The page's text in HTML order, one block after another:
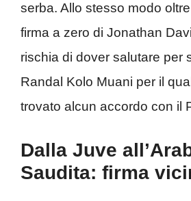
serba. Allo stesso modo
firma a zero di Jonathan
rischia di dover salutare per
Randal Kolo Muani per il
trovato alcun accordo con il
Dalla Juve
Saudita: firma